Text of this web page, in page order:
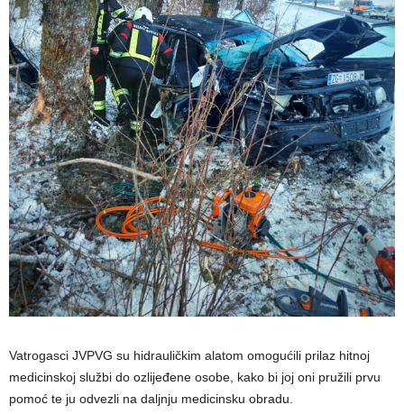
Vatrogasci JVPVG su hidrauličkim alatom omogućili prilaz hitnoj
medicinskoj službi do ozlijeđene osobe, kako bi joj oni pružili prvu
pomoć te ju odvezli na daljnju medicinsku obradu.